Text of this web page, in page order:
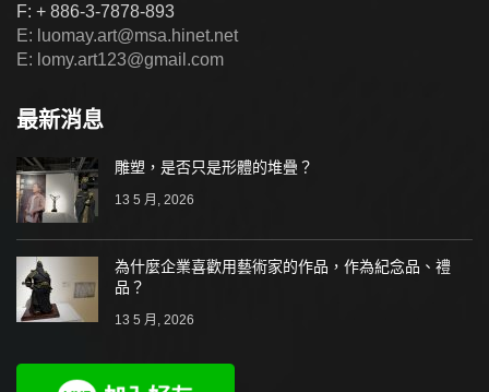
F: + 886-3-7878-893
E: luomay.art@msa.hinet.net
E: lomy.art123@gmail.com
最新消息
雕塑，是否只是形體的堆疊？
13 5 月, 2026
為什麼企業喜歡用藝術家的作品，作為紀念品、禮
品？
13 5 月, 2026